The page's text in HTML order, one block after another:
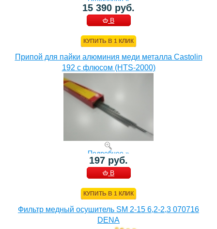
15 390 руб.
В
КУПИТЬ В 1 КЛИК
Припой для пайки алюминия меди металла Castolin
192 с флюсом (HTS-2000)
Подробнее »
197 руб.
В
КУПИТЬ В 1 КЛИК
Фильтр медный осушитель SM 2-15 6,2-2,3 070716
DENA